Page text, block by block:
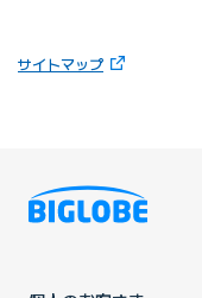
サイトマップ